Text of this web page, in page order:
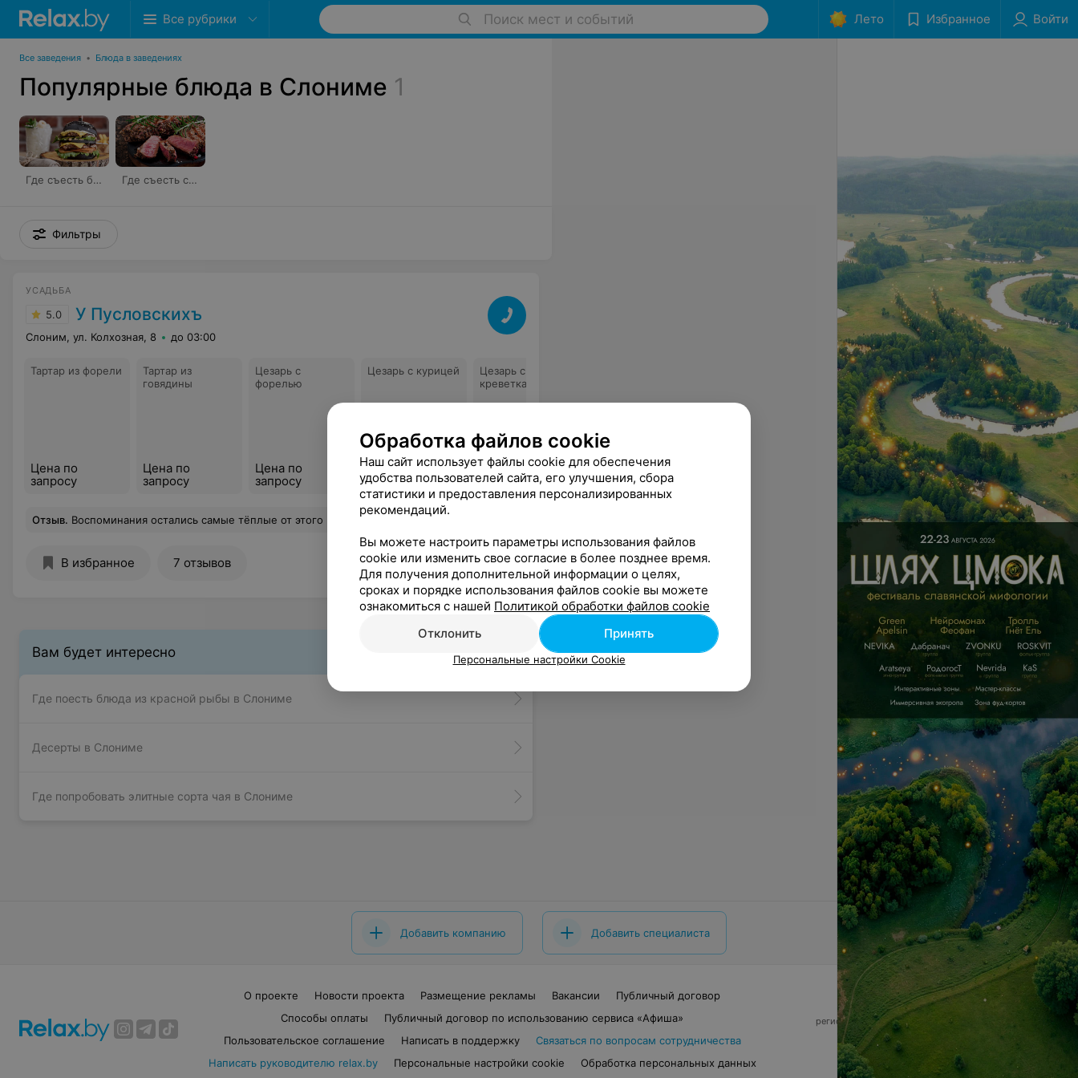
Все рубрики Поиск мест и событий Лето Избранное Войти
Все заведения • Блюда в заведениях
Популярные блюда в Слониме 1
Где съесть бургер Где съесть стейк
Фильтры
УСАДЬБА
5.0 У Пусловскихъ
Слоним, ул. Колхозная, 8 до 03:00
Тартар из форели
Цена по
запросу
Тартар из
говядины
Цена по
запросу
Цезарь с
форелью
Цена по
запросу
Цезарь с курицей
Цена по
запросу
Цезарь с
креветками
Цена по
запросу
Отзыв. Воспоминания остались самые тёплые от этого места. Они только открылись и продолжают развиваться ! Думаю вернёмся сюда ещё не раз сюда. А утром нас ждал новый маршрут в ещё одно классное место.
В избранное 7 отзывов
Вам будет интересно
Где поесть блюда из красной рыбы в Слониме
Десерты в Слониме
Где попробовать элитные сорта чая в Слониме
Добавить компанию Добавить специалиста
О проекте Новости проекта Размещение рекламы Вакансии
Публичный договор
Способы оплаты
Публичный договор по использованию сервиса «Афиша»
Пользовательское соглашение
Написать в поддержку
Связаться по вопросам сотрудничества
Написать руководителю relax.by
Персональные настройки cookie Обработка персональных данных
© 2026 ООО «Артокс Лаб», УНП 191700409,
регистрирующий орган - Минский горисполком
220012, Республика Беларусь, г. Минск,
улица Толбухина, 2, пом. 16 | info@relax.by
Обработка файлов cookie
Наш сайт использует файлы cookie для обеспечения
удобства пользователей сайта, его улучшения, сбора
статистики и предоставления персонализированных
рекомендаций.
Вы можете настроить параметры использования файлов
cookie или изменить свое согласие в более позднее время.
Для получения дополнительной информации о целях,
сроках и порядке использования файлов cookie вы можете
ознакомиться с нашей Политикой обработки файлов cookie
Отклонить
Принять
Персональные настройки Cookie